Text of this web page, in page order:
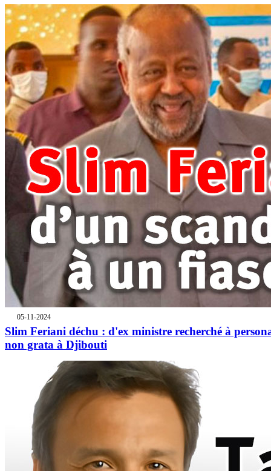
05-11-2024
Slim Feriani déchu : d'ex ministre recherché à
non grata à Djibouti